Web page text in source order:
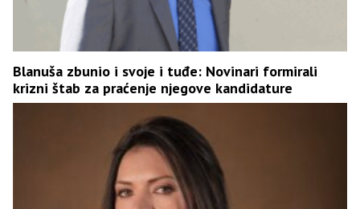
Blanuša zbunio i svoje i tuđe: Novinari formirali
krizni štab za praćenje njegove kandidature